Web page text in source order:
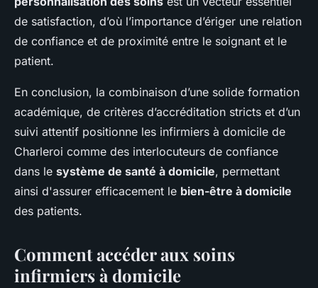
de satisfaction, d’où l’importance d’ériger une relation
de confiance et de proximité entre le soignant et le
patient.
En conclusion, la combinaison d’une solide formation
académique, de critères d’accréditation stricts et d’un
suivi attentif positionne les infirmiers à domicile de
Charleroi comme des interlocuteurs de confiance
dans le système de santé à domicile, permettant
ainsi d'assurer efficacement le bien-être à domicile
des patients.
Comment accéder aux soins
infirmiers à domicile